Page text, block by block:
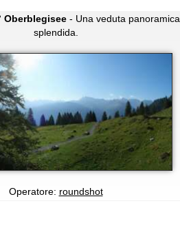
Oberblegisee - Una veduta panoramica
splendida.
Operatore: roundshot